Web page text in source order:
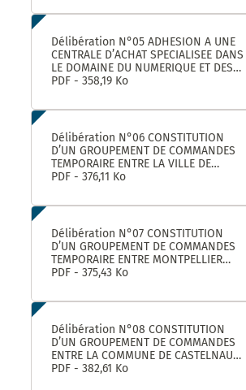
APPROBATION ET AUTORISATION DE
Délibération N°05 ADHESION A UNE
CENTRALE D’ACHAT SPECIALISEE DANS
LE DOMAINE DU NUMERIQUE ET DES
TELECOMS DENOMMEE « CANUT »
PDF - 358,19 Ko
Délibération N°06 CONSTITUTION
D’UN GROUPEMENT DE COMMANDES
TEMPORAIRE ENTRE LA VILLE DE
MONTPELLIER, LA COMMUNE DE
AUTRES ACHETEURS PUBLICS POUR
ADMINISTRATIVES DE BUREAU –
ADHÉSION AU GROUPEMENT DE CO
PDF - 376,11 Ko
Délibération N°07 CONSTITUTION
D’UN GROUPEMENT DE COMMANDES
TEMPORAIRE ENTRE MONTPELLIER
MEDITERRANEE METROPOLE, LA VILLE
AUTRES ACHETEURS PUBLICS POUR LA
MATERIELS D’ENTRETIEN DES LOCAUX
– ADHÉS
PDF - 375,43 Ko
Délibération N°08 CONSTITUTION
D’UN GROUPEMENT DE COMMANDES
ENTRE LA COMMUNE DE CASTELNAU-
LE-LEZ, LE CENTRE COMMUNAL
PDF - 382,61 Ko